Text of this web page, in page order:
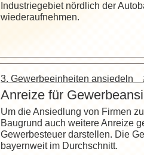
Industriegebiet nördlich der
wiederaufnehmen.
3. Gewerbeeinheiten ansiedeln
Anreize für
Um die Ansiedlung von Firmen
Baugrund auch weitere Anreize
Gewerbesteuer darstellen. Die
bayernweit im Durchschnitt.